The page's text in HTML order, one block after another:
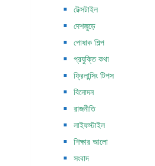
টেক্সটাইল
দেশজুড়ে
পোষাক শিল্প
প্রযুক্তি কথা
ফ্রিলান্সিং টিপস
বিনোদন
রাজনীতি
লাইফস্টাইল
শিক্ষার আলো
সংবাদ